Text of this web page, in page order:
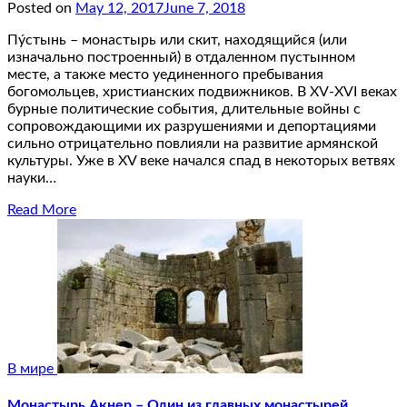
Posted on May 12, 2017June 7, 2018
Пýстынь – монастырь или скит, находящийся (или
изначально построенный) в отдаленном пустынном
месте, а также место уединенного пребывания
богомольцев, христианских подвижников. В XV-XVI веках
бурные политические события, длительные войны с
сопровождающими их разрушениями и депортациями
сильно отрицательно повлияли на развитие армянской
культуры. Уже в XV веке начался спад в некоторых ветвях
науки…
Read More
В мире